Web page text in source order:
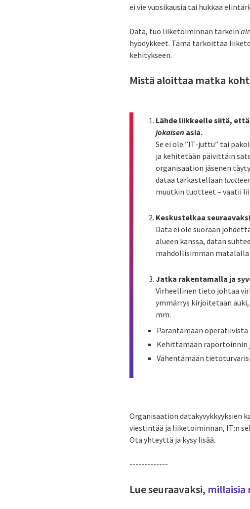
ei vie vuosikausia tai hukkaa
Data, tuo liiketoiminnan tärkein
hyödykkeet. Tämä tarkoittaa
kehitykseen.
Mistä aloittaa matka
Lähde liikkeelle siitä,
jokaisen asia.
Se ei ole ”IT-juttu” tai
ja kehitetään päivittäin
organisaation jäsenen
dataa tarkastellaan
muutkin tuotteet – vaatii
Keskustelkaa
Data ei ole suoraan
alueen kanssa, datan
mahdollisimman matalalla
Jatka rakentamalla ja
Virheellinen tieto johtaa
ymmärrys kirjoitetaan
mm:
Parantamaan
Kehittämään raportoinnin
Vähentämään
Organisaation datakyvykkyyksien
viestintää ja liiketoiminnan, IT:n
Ota yhteyttä ja kysy lisää.
-------------
Lue seuraavaksi, millaisia